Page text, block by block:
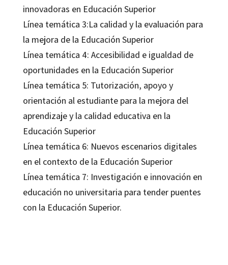
innovadoras en Educación Superior
Línea temática 3:La calidad y la evaluación para
la mejora de la Educación Superior
Línea temática 4: Accesibilidad e igualdad de
oportunidades en la Educación Superior
Línea temática 5: Tutorización, apoyo y
orientación al estudiante para la mejora del
aprendizaje y la calidad educativa en la
Educación Superior
Línea temática 6: Nuevos escenarios digitales
en el contexto de la Educación Superior
Línea temática 7: Investigación e innovación en
educación no universitaria para tender puentes
con la Educación Superior.